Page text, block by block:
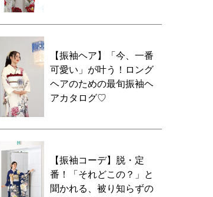
【振袖ヘア】「今、一番
可愛い」が叶う！ロング
ヘアのための最旬振袖ヘ
アカタログ♡
【振袖コーデ】脱・定
番！「それどこの？」と
聞かれる、被り知らずの